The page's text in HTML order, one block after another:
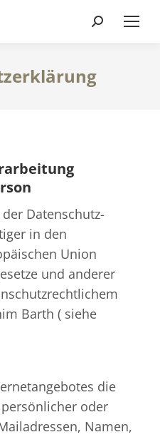
Suchen:
Datenschutz-
in den
Union
und anderer
Barth ( siehe
die
oder
Namen,